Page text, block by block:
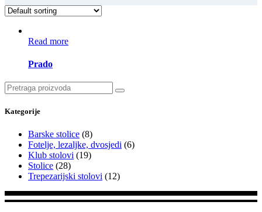
Read more
Prado
Search
for:
Kategorije
Barske stolice (8)
Fotelje, lezaljke, dvosjedi (6)
Klub stolovi (19)
Stolice (28)
Trepezarijski stolovi (12)